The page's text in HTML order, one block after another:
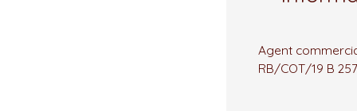
Agent
RB/COT/19 B